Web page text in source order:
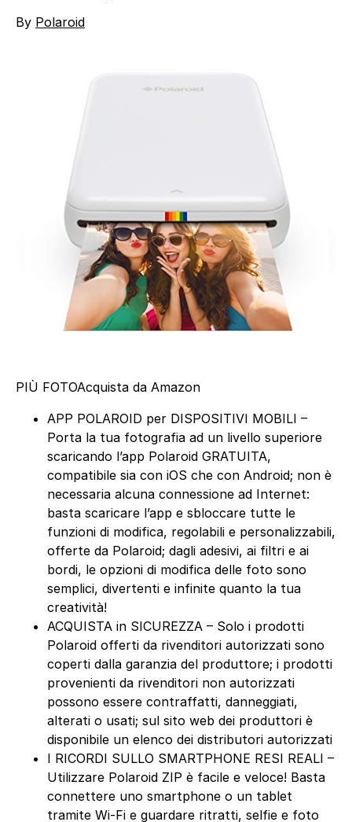
By Polaroid
PIÙ FOTOAcquista da Amazon
APP POLAROID per DISPOSITIVI MOBILI –
Porta la tua fotografia ad un livello superiore
scaricando l’app Polaroid GRATUITA,
compatibile sia con iOS che con Android; non è
necessaria alcuna connessione ad Internet:
basta scaricare l’app e sbloccare tutte le
funzioni di modifica, regolabili e personalizzabili,
offerte da Polaroid; dagli adesivi, ai filtri e ai
bordi, le opzioni di modifica delle foto sono
semplici, divertenti e infinite quanto la tua
creatività!
ACQUISTA in SICUREZZA – Solo i prodotti
Polaroid offerti da rivenditori autorizzati sono
coperti dalla garanzia del produttore; i prodotti
provenienti da rivenditori non autorizzati
possono essere contraffatti, danneggiati,
alterati o usati; sul sito web dei produttori è
disponibile un elenco dei distributori autorizzati
I RICORDI SULLO SMARTPHONE RESI REALI –
Utilizzare Polaroid ZIP è facile e veloce! Basta
connettere uno smartphone o un tablet
tramite Wi-Fi e guardare ritratti, selfie e foto